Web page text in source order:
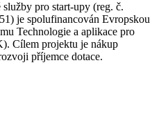
pro start-upy (reg. č.
je spolufinancován Evropskou
Technologie a aplikace pro
Cílem projektu je nákup
příjemce dotace.